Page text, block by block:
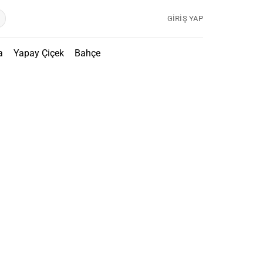
GIRIŞ YAP
Yapay Çiçek Bahçe